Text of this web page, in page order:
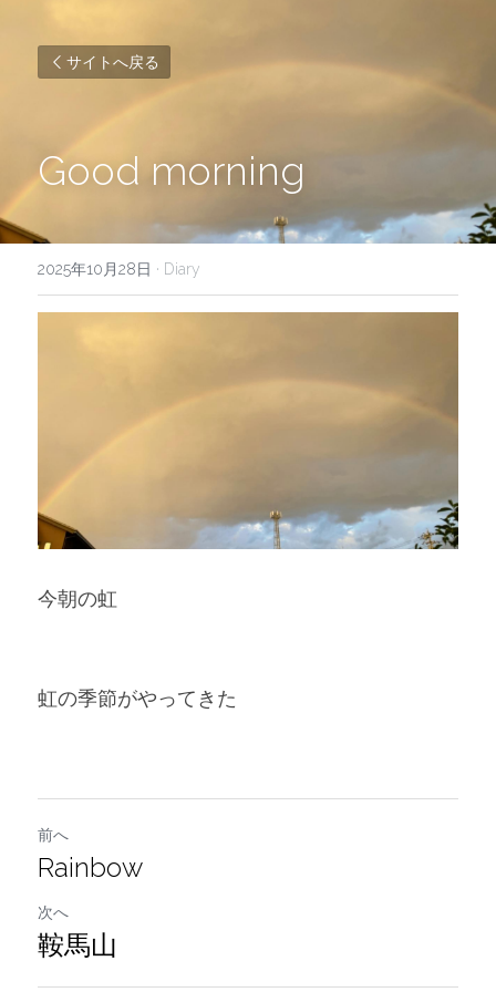
サイトへ戻る
Good morning
2025年10月28日 · Diary
今朝の虹
虹の季節がやってきた
前へ
Rainbow
次へ
鞍馬山